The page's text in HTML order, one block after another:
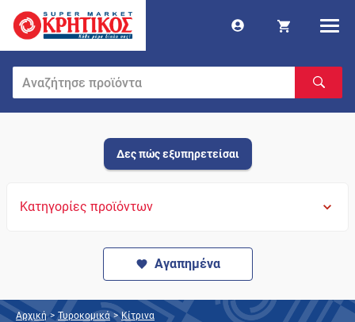
Δες πώς εξυπηρετείσαι
Κατηγορίες προϊόντων
Αγαπημένα
Αρχική > Τυροκομικά > Κίτρινα